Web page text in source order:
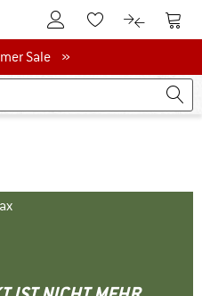
Zum KundenkontoZum Merkzettel.
Zum Zum
SaleSale »